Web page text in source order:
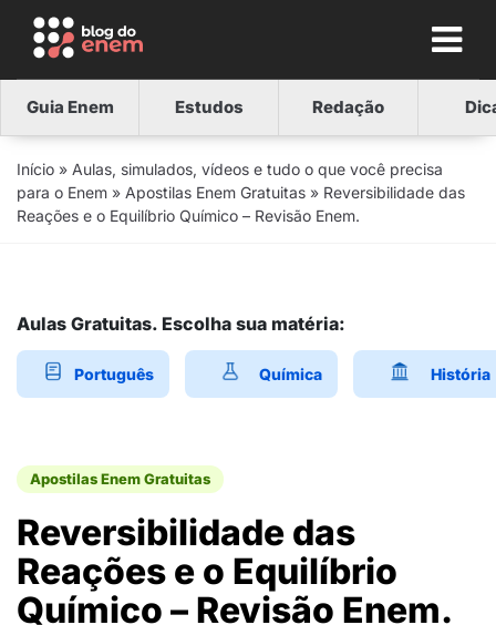
Guia Enem Estudos Redação
Início » Aulas, simulados, vídeos e tudo o que você precisa
para o Enem » Apostilas Enem Gratuitas » Reversibilidade das
Reações e o Equilíbrio Químico – Revisão Enem.
Aulas Gratuitas. Escolha sua matéria:
Português Química História
Apostilas Enem Gratuitas
Reversibilidade das
Reações e o Equilíbrio
Químico – Revisão Enem.